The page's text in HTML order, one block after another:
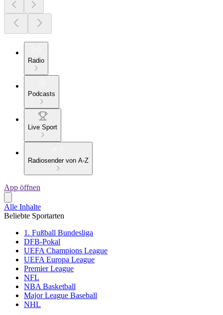
Radio
Podcasts
Live Sport
Radiosender von A-Z
App öffnen
Alle Inhalte
Beliebte Sportarten
1. Fußball Bundesliga
DFB-Pokal
UEFA Champions League
UEFA Europa League
Premier League
NFL
NBA Basketball
Major League Baseball
NHL